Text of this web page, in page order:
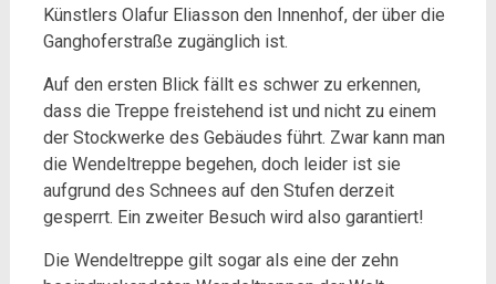
Künstlers Olafur Eliasson den Innenhof, der über die
Ganghoferstraße zugänglich ist.
Auf den ersten Blick fällt es schwer zu erkennen,
dass die Treppe freistehend ist und nicht zu einem
der Stockwerke des Gebäudes führt. Zwar kann man
die Wendeltreppe begehen, doch leider ist sie
aufgrund des Schnees auf den Stufen derzeit
gesperrt. Ein zweiter Besuch wird also garantiert!
Die Wendeltreppe gilt sogar als eine der zehn